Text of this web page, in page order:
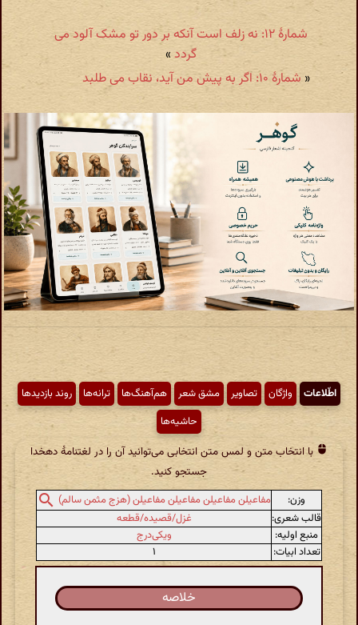
شمارهٔ ۱۲: نه زلف است آنکه بر دور تو مشک آلود می
گردد »
« شمارهٔ ۱۰: اگر به پیش من آید، نقاب می طلبد
اطّلاعات واژگان تصاویر مشق شعر هم‌آهنگ‌ها ترانه‌ها
روند بازدیدها
حاشیه‌ها
با انتخاب متن و لمس متن انتخابی می‌توانید آن را در لغتنامهٔ دهخدا
جستجو کنید.
وزن:
مفاعیلن مفاعیلن مفاعیلن مفاعیلن (هزج مثمن سالم)
قالب شعری:
غزل/قصیده/قطعه
منبع اولیه:
ویکی‌درج
تعداد ابیات:
۱
خلاصه